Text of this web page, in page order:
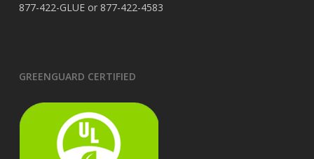
877-422-GLUE or 877-422-4583
GREENGUARD CERTIFIED